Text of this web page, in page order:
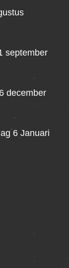
september
december
6 Januari